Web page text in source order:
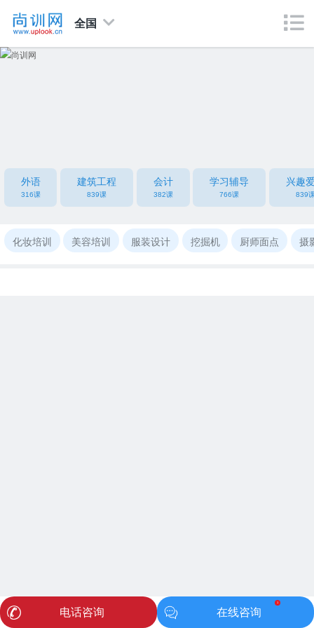
全国
外语
316课
建筑工程
839课
会计
382课
学习辅导
766课
兴趣
839
化妆培训 美容培训 服装设计 挖掘机 厨师面点 摄
电话咨询 在线咨询
1